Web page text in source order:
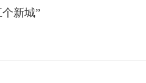
新城”